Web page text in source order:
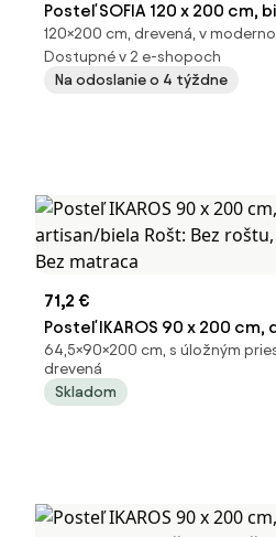
Posteľ SOFIA 120 x 200 cm,
Bez roštu, Matrac: Bez
120×200 cm, drevená, v
Dostupné v 2 e-shopoch
Na odoslanie o 4 týždne
71,2 €
Posteľ IKAROS 90 x 200 cm,
artisan/biela Rošt: Bez
Bez matraca
64,5×90×200 cm, s úložným
drevená
Skladom